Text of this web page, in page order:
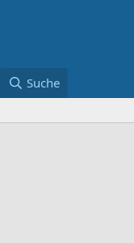
Suche